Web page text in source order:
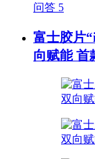
问答 5
富士胶片
向赋能 首